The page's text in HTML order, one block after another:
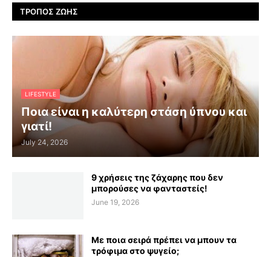
ΤΡΌΠΟΣ ΖΩΉΣ
LIFESTYLE
Ποια είναι η καλύτερη στάση ύπνου και
γιατί!
July 24, 2026
9 χρήσεις της ζάχαρης που δεν
μπορούσες να φανταστείς!
June 19, 2026
Με ποια σειρά πρέπει να μπουν τα
τρόφιμα στο ψυγείο;